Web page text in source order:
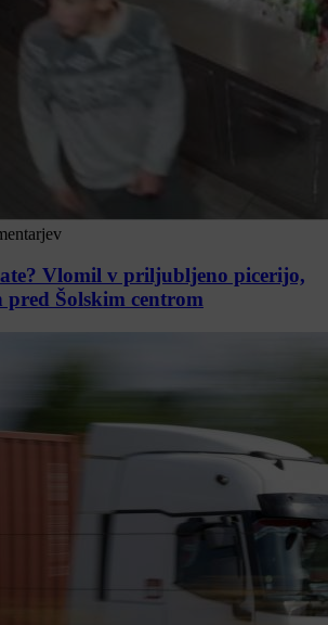
Vlomil v priljubljeno picerijo,
pred Šolskim centrom